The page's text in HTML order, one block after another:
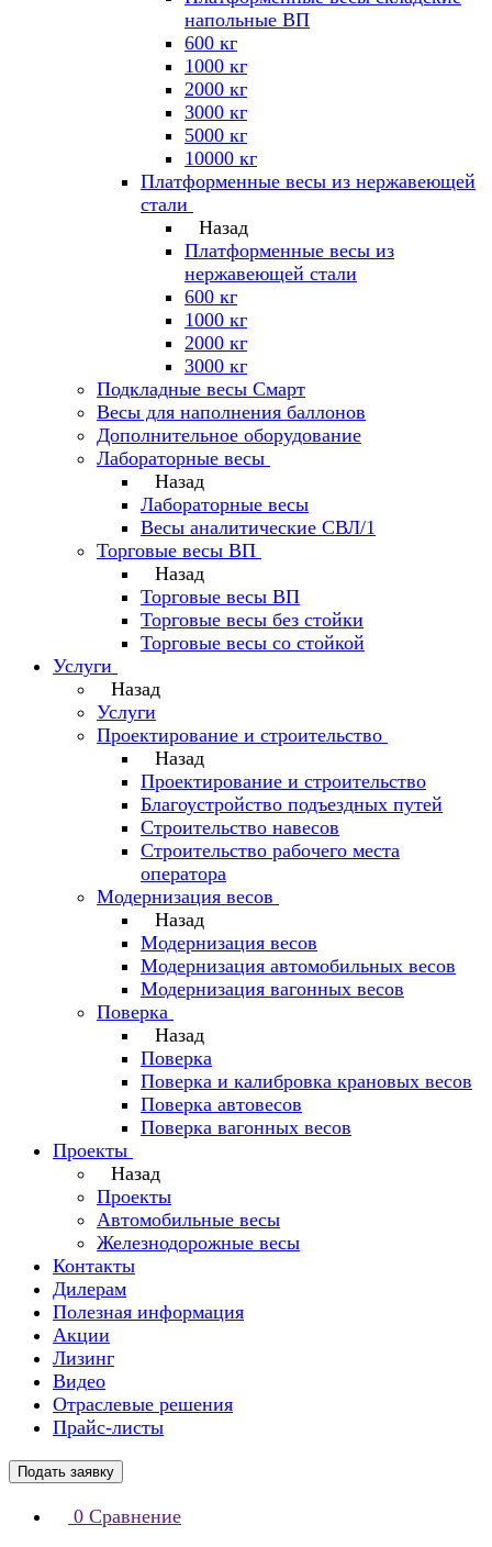
напольные ВП
600 кг
1000 кг
2000 кг
3000 кг
5000 кг
10000 кг
Платформенные весы из нержавеющей
стали
Назад
Платформенные весы из
нержавеющей стали
600 кг
1000 кг
2000 кг
3000 кг
Подкладные весы Смарт
Весы для наполнения баллонов
Дополнительное оборудование
Лабораторные весы
Назад
Лабораторные весы
Весы аналитические СВЛ/1
Торговые весы ВП
Назад
Торговые весы ВП
Торговые весы без стойки
Торговые весы со стойкой
Услуги
Назад
Услуги
Проектирование и строительство
Назад
Проектирование и строительство
Благоустройство подъездных путей
Строительство навесов
Строительство рабочего места
оператора
Модернизация весов
Назад
Модернизация весов
Модернизация автомобильных весов
Модернизация вагонных весов
Поверка
Назад
Поверка
Поверка и калибровка крановых весов
Поверка автовесов
Поверка вагонных весов
Проекты
Назад
Проекты
Автомобильные весы
Железнодорожные весы
Контакты
Дилерам
Полезная информация
Акции
Лизинг
Видео
Отраслевые решения
Прайс-листы
Подать заявку
0 Сравнение